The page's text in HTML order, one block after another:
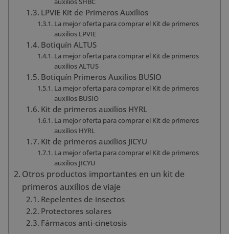
LPVIE Kit de Primeros Auxilios
La mejor oferta para comprar el Kit de primeros
auxilios LPVIE
Botiquín ALTUS
La mejor oferta para comprar el Kit de primeros
auxilios ALTUS
Botiquín Primeros Auxilios BUSIO
La mejor oferta para comprar el Kit de primeros
auxilios BUSIO
Kit de primeros auxilios HYRL
La mejor oferta para comprar el Kit de primeros
auxilios HYRL
Kit de primeros auxilios JICYU
La mejor oferta para comprar el Kit de primeros
auxilios JICYU
Otros productos importantes en un kit de
primeros auxilios de viaje
Repelentes de insectos
Protectores solares
Fármacos anti-cinetosis